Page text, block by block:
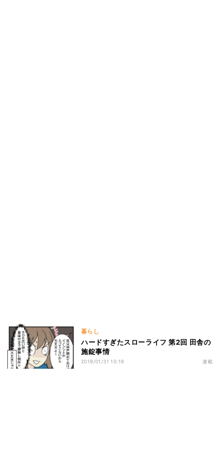
暮らし
ハードすぎたスローライフ 第2回 田舎の
施錠事情
2019/01/31 10:19 連載